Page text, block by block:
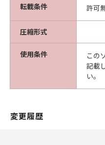
ア」を購入した
フトウエア」が
（以下「メディ
な欠陥がないこ
期間中に「メデ
見された場合に
ア」を交換いたし
状態で使用許諾されま
転載条件 許可
圧縮形式
使用条件
この
記載
い。
変更履歴